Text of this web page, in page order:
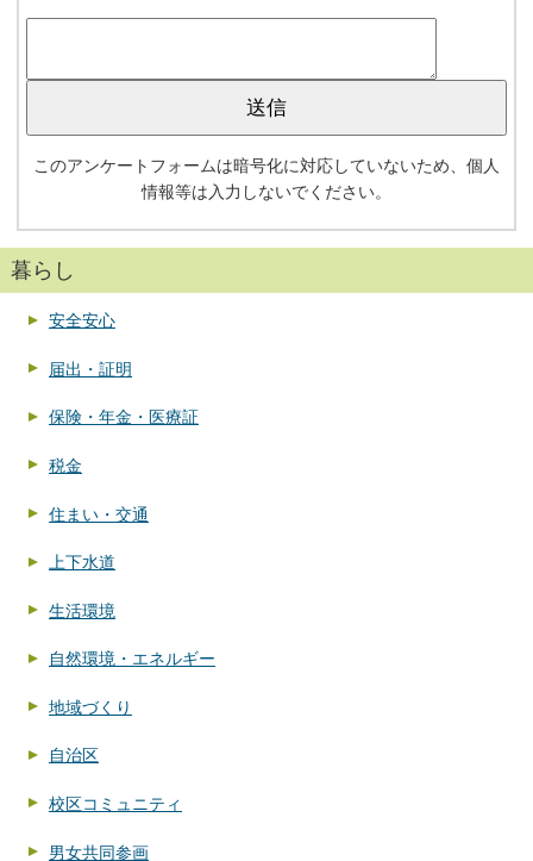
このアンケートフォームは暗号化に対応していないため、個人
情報等は入力しないでください。
暮らし
安全安心
届出・証明
保険・年金・医療証
税金
住まい・交通
上下水道
生活環境
自然環境・エネルギー
地域づくり
自治区
校区コミュニティ
男女共同参画